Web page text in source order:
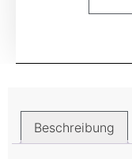
Beschreibung